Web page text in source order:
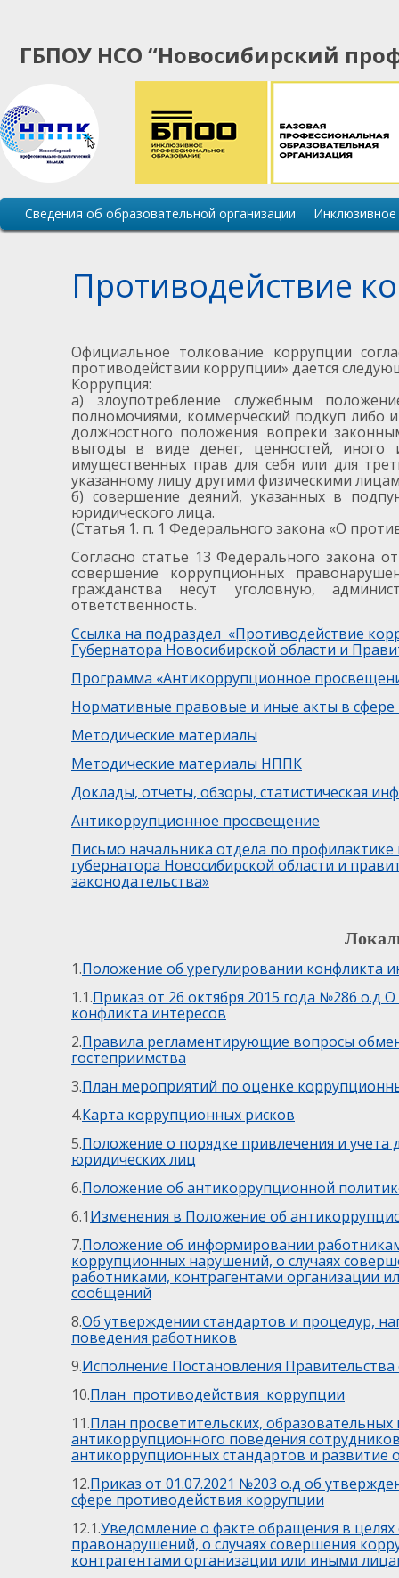
ГБПОУ НСО “Новосибирский
Основная
навигация
Сведения об образовательной организации
Противодействие
Официальное толкование коррупции
противодействии коррупции» дается
Коррупция:
а) злоупотребление служебным
полномочиями, коммерческий подкуп либо
должностного положения вопреки
выгоды в виде денег, ценностей, иного
имущественных прав для себя или для
указанному лицу другими физическими
б) совершение деяний, указанных в
юридического лица.
(Статья 1. п. 1 Федерального закона «О
Согласно статье 13 Федерального закона
совершение коррупционных
гражданства несут уголовную,
ответственность.
Ссылка на подраздел «Противодействие
Губернатора Новосибирской области и
Программа «Антикоррупционное
Нормативные правовые и иные акты в
Методические материалы
Методические материалы НППК
Доклады, отчеты, обзоры, статистическая
Антикоррупционное просвещение
Письмо начальника отдела по
губернатора Новосибирской области и
законодательства»
1.Положение об урегулировании конфликта
1.1.Приказ от 26 октября 2015 года №286 о.д
конфликта интересов
2.Правила регламентирующие вопросы
гостеприимства
3.План мероприятий по оценке
4.Карта коррупционных рисков
5.Положение о порядке привлечения и
юридических лиц
6.Положение об антикоррупционной
6.1Изменения в Положение об
7.Положение об информировании
коррупционных нарушений, о случаях
работниками, контрагентами организации
сообщений
8.Об утверждении стандартов и процедур,
поведения работников
9.Исполнение Постановления Правительства
10.План противодействия коррупции
11.План просветительских,
антикоррупционного поведения
антикоррупционных стандартов и развитие
12.Приказ от 01.07.2021 №203 о.д об
сфере противодействия коррупции
12.1.Уведомление о факте обращения в
правонарушений, о случаях совершения
контрагентами организации или иными